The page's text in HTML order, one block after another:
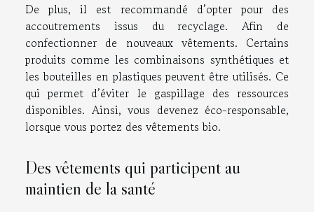
De plus, il est recommandé d’opter pour des
accoutrements issus du recyclage. Afin de
confectionner de nouveaux vêtements. Certains
produits comme les combinaisons synthétiques et
les bouteilles en plastiques peuvent être utilisés. Ce
qui permet d’éviter le gaspillage des ressources
disponibles. Ainsi, vous devenez éco-responsable,
lorsque vous portez des vêtements bio.
Des vêtements qui participent au
maintien de la santé